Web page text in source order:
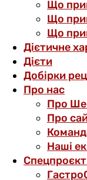
Що
Що
Що
Дієтичне
Дієти
Добірки
Про нас
Про
Про
Наші